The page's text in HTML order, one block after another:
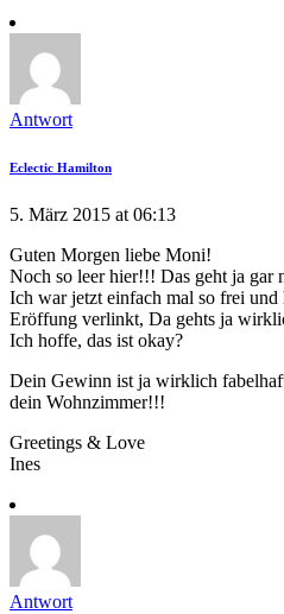
Antwort
Eclectic Hamilton
5. März 2015 at 06:13
Guten Morgen liebe Moni!
Noch so leer hier!!! Das geht ja gar
Ich war jetzt einfach mal so frei und
Eröffung verlinkt, Da gehts ja
Ich hoffe, das ist okay?
Dein Gewinn ist ja wirklich
dein Wohnzimmer!!!
Greetings & Love
Ines
Antwort